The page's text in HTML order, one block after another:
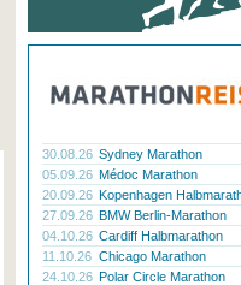
30.08.26 Sydney Marathon
05.09.26 Médoc Marathon
20.09.26 Kopenhagen
27.09.26 BMW Berlin-Marathon
04.10.26 Cardiff Halbmarathon
11.10.26 Chicago Marathon
24.10.26 Polar Circle Marathon